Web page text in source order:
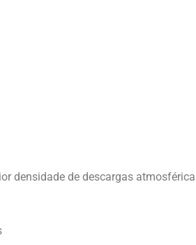
densidade de descargas